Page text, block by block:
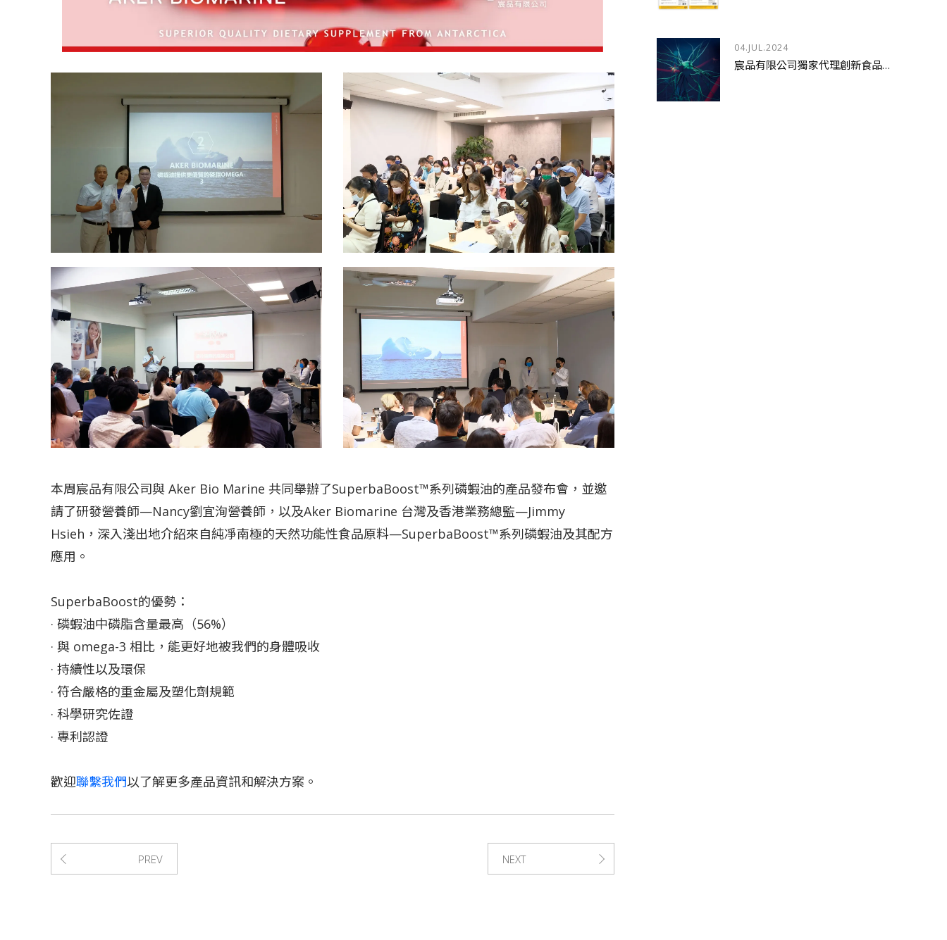
本周宸品有限公司與 Aker Bio Marine 共同舉辦了SuperbaBoost™系列磷蝦油的產品發布會，並邀
請了研發營養師—Nancy劉宜洵營養師，以及Aker Biomarine 台灣及香港業務總監—Jimmy
Hsieh，深入淺出地介紹來自純凈南極的天然功能性食品原料—SuperbaBoost™系列磷蝦油及其配方
應用。
SuperbaBoost的優勢：
· 磷蝦油中磷脂含量最高（56%）
· 與 omega-3 相比，能更好地被我們的身體吸收
· 持續性以及環保
· 符合嚴格的重金屬及塑化劑規範
· 科學研究佐證
· 專利認證
歡迎聯繫我們以了解更多產品資訊和解決方案。
PREV NEXT
04.JUL.2024
宸品有限公司獨家代理創新食品補充劑- LYSOVETA™